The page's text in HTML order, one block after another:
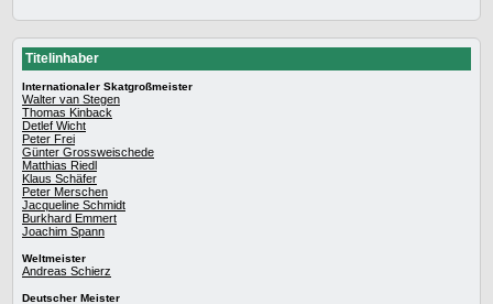
Titelinhaber
Internationaler Skatgroßmeister
Walter van Stegen
Thomas Kinback
Detlef Wicht
Peter Frei
Günter Grossweischede
Matthias Riedl
Klaus Schäfer
Peter Merschen
Jacqueline Schmidt
Burkhard Emmert
Joachim Spann
Weltmeister
Andreas Schierz
Deutscher Meister